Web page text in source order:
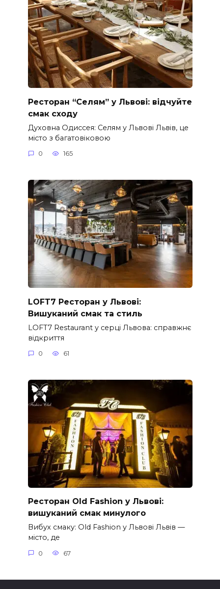
Ресторан “Селям” у Львові: відчуйте
смак сходу
Духовна Одиссея: Селям у Львові Львів, це
місто з багатовіковою
0 165
LOFT7 Ресторан у Львові:
Вишуканий смак та стиль
LOFT7 Restaurant у серці Львова: справжнє
відкриття
0 61
Ресторан Old Fashion у Львові:
вишуканий смак минулого
Вибух смаку: Old Fashion у Львові Львів —
місто, де
0 67